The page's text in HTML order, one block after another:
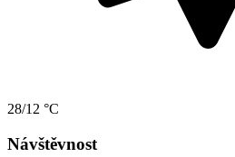
28/12 °C
Návštěvnost